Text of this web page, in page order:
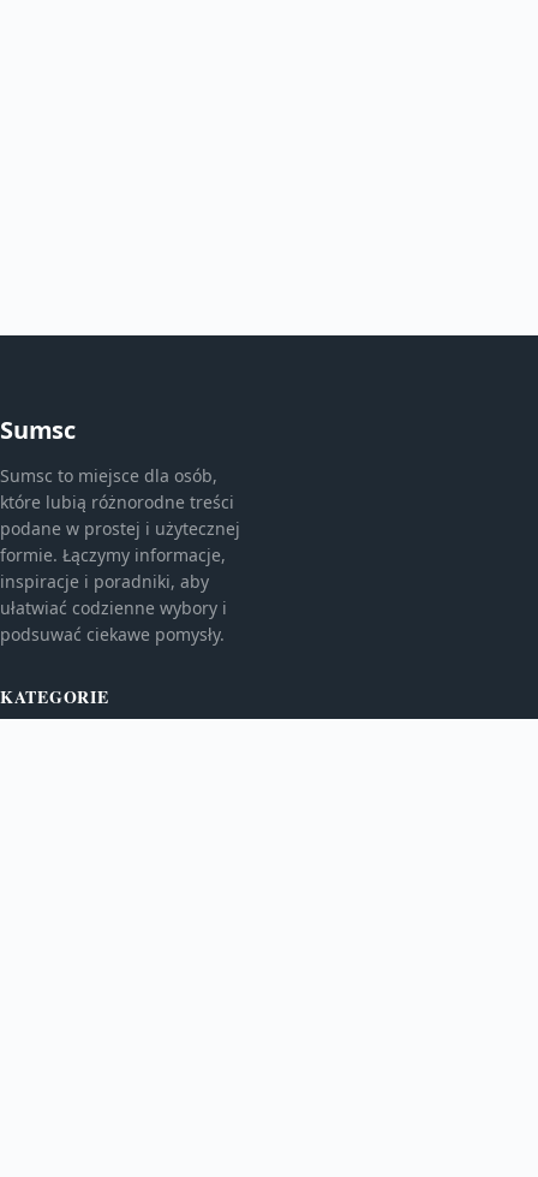
Sumsc
Sumsc to miejsce dla osób,
które lubią różnorodne treści
podane w prostej i użytecznej
formie. Łączymy informacje,
inspiracje i poradniki, aby
ułatwiać codzienne wybory i
podsuwać ciekawe pomysły.
KATEGORIE